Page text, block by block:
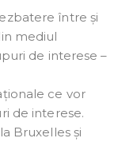
între și
mediul
de interese –
ce vor
de interese.
Bruxelles și